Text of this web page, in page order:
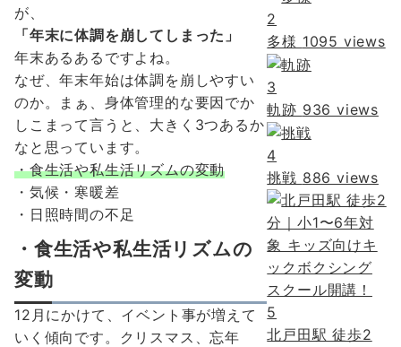
が、
「年末に体調を崩してしまった」
年末あるあるですよね。
なぜ、年末年始は体調を崩しやすい
のか。まぁ、身体管理的な要因でか
しこまって言うと、大きく3つあるか
なと思っています。
・食生活や私生活リズムの変動
・気候・寒暖差
・日照時間の不足
・食生活や私生活リズムの
変動
12月にかけて、イベント事が増えて
いく傾向です。クリスマス、忘年
2
多様 1095 views
3
軌跡 936 views
4
挑戦 886 views
5
北戸田駅 徒歩2